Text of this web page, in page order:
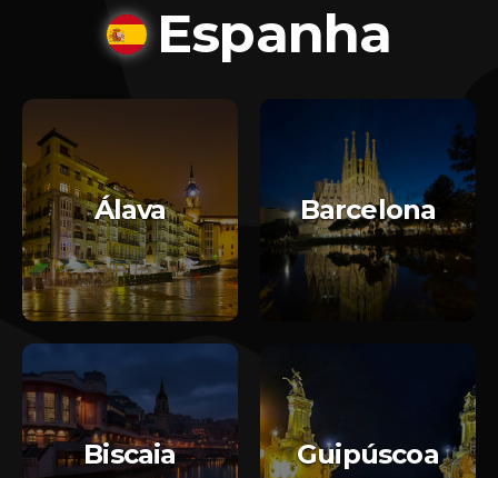
Espanha
Álava Barcelona
Biscaia Guipúscoa